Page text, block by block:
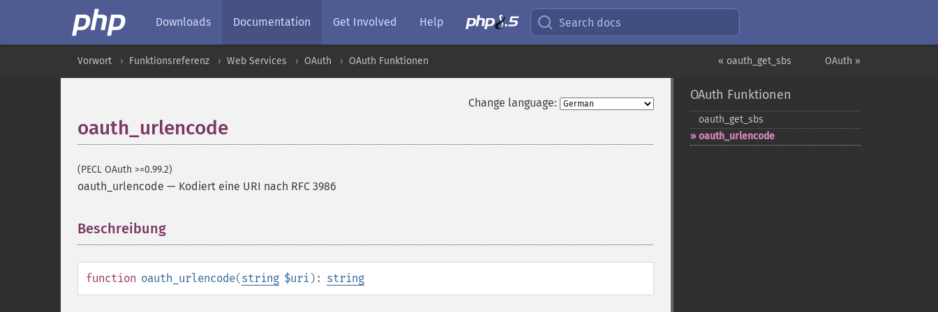
Downloads Documentation Get Involved Help Search docs
OAuth »
« oauth_get_sbs
Vorwort Funktionsreferenz Web Services OAuth OAuth Funktionen
Change language:
oauth_urlencode
(PECL OAuth >=0.99.2)
oauth_urlencode — Kodiert eine URI nach RFC 3986
Beschreibung
function oauth_urlencode(string $uri): string
OAuth Funktionen
oauth_​get_​sbs
oauth_​urlencode